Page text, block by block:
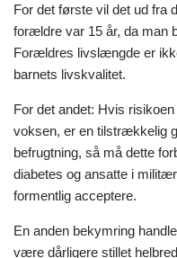
For det første vil det ud
forældre var 15 år, da man
Forældres livslængde er
barnets livskvalitet.
For det andet: Hvis
voksen, er en tilstrækkelig
befrugtning, så må dette
diabetes og ansatte i
formentlig acceptere.
En anden bekymring
være dårligere stillet